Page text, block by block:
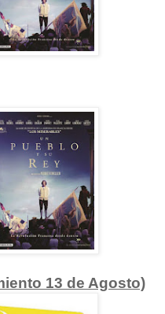
13 de Agosto)